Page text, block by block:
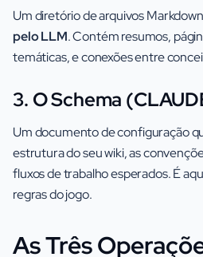
Um diretório de arquivos Markdown
pelo LLM. Contém resumos,
temáticas, e conexões entre
3. O Schema
Um documento de configuração
estrutura do seu wiki, as
fluxos de trabalho esperados. É
regras do jogo.
As Três